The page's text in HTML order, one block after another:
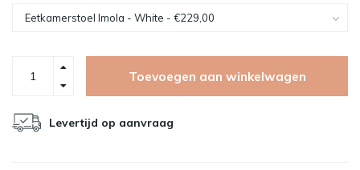
Toevoegen aan winkelwagen
Levertijd op aanvraag